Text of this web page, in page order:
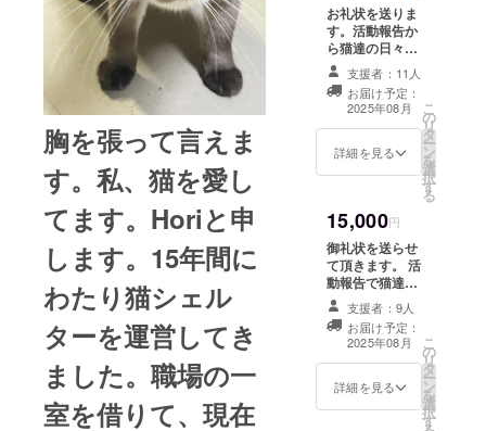
胸を張って言えま
す。私、猫を愛し
てます。Horiと申
します。15年間に
わたり猫シェル
ターを運営してき
ました。職場の一
室を借りて、現在
お礼状を送りま
す。活動報告か
ら猫達の日々を
お伝え致しま
す。こちらは
5500円のご支援
を同じリターン
になります
支援者：11人
お届け予定：
2025年08月
詳細を見る
こ
の
リ
タ
ー
ン
を
選
択
す
る
15,000円
御礼状を送らせ
て頂きます。 活
動報告で猫達の
日々をお伝えい
たします。 こち
らは5500円
11000円のご支
援と同じリター
ンになります。
支援者：9人
お届け予定：
2025年08月
詳細を見る
こ
の
リ
タ
ー
ン
を
選
択
す